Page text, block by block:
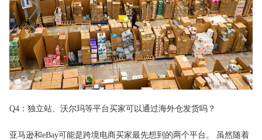
Q4：独立站、沃尔玛等平台买家可以通过海外仓发货吗？
亚马逊和eBay可能是跨境电商买家最先想到的两个平台。 虽然随着